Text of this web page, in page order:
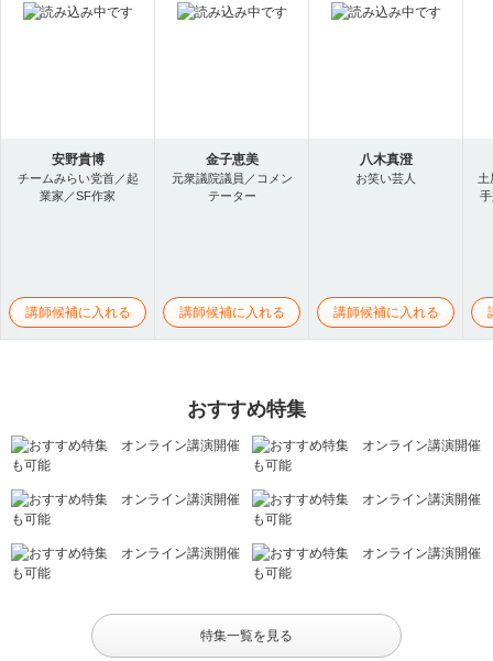
安野貴博
チームみらい党首／起
業家／SF作家
講師候補に入れる
金子恵美
元衆議院議員／コメン
テーター
講師候補に入れる
八木真澄
お笑い芸人
講師候補に入れる
土
おすすめ特集
特集一覧を見る